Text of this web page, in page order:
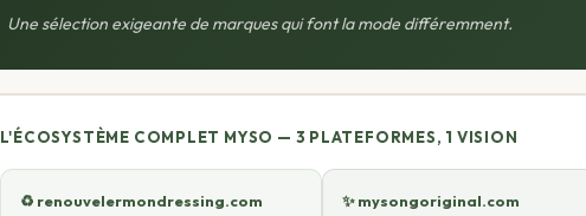
Une sélection exigeante de marques qui font la mode différemment.
L'ÉCOSYSTÈME COMPLET MYSO — 3 PLATEFORMES, 1 VISION
♻️ renouvelermondressing.com
✨ mysongoriginal.com